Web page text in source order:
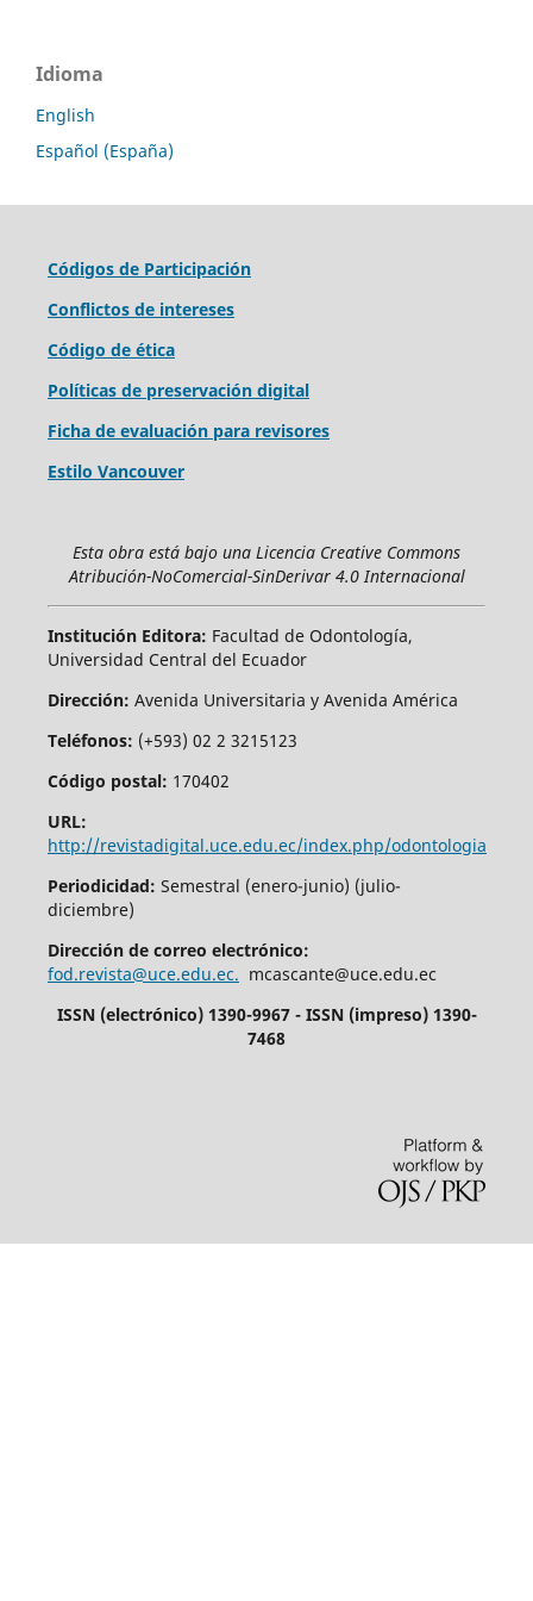
Idioma
English
Español (España)
Códigos de Participación
Conflictos de intereses
Código de ética
Políticas de preservación digital
Ficha de evaluación para revisores
Estilo Vancouver
Esta obra está bajo una Licencia Creative Commons
Atribución-NoComercial-SinDerivar 4.0 Internacional
Institución Editora: Facultad de Odontología,
Universidad Central del Ecuador
Dirección: Avenida Universitaria y Avenida América
Teléfonos: (+593) 02 2 3215123
Código postal: 170402
URL:
http://revistadigital.uce.edu.ec/index.php/odontologia
Periodicidad: Semestral (enero-junio) (julio-
diciembre)
Dirección de correo electrónico:
fod.revista@uce.edu.ec. mcascante@uce.edu.ec
ISSN (electrónico) 1390-9967 - ISSN (impreso) 1390-
7468